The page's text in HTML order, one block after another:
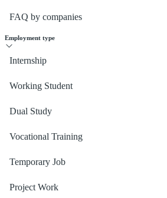
FAQ by companies
Employment type
Internship
Working Student
Dual Study
Vocational Training
Temporary Job
Project Work